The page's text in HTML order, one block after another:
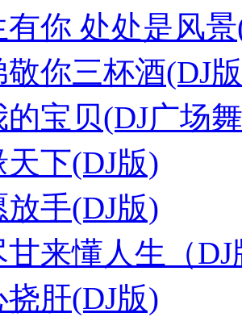
有你 处处是风
敬你三杯酒(DJ
的宝贝(DJ广场
天下(DJ版)
手(DJ版)
甘来懂人生（DJ
肝(DJ版)